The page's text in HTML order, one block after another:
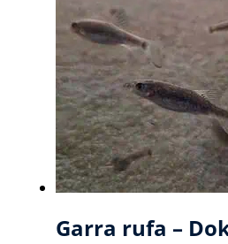
Garra rufa –